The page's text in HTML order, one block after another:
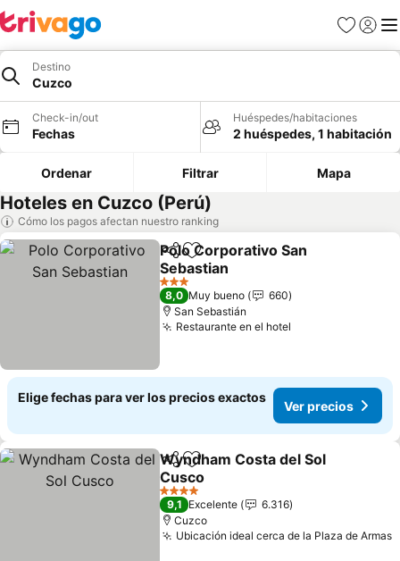
Favoritos
Iniciar
Destino
Cuzco
Check-in/out
Fechas
Huéspedes/habitaciones
2 huéspedes, 1 habitación
Ordenar Filtrar Mapa
Hoteles en Cuzco (Perú)
Cómo los pagos afectan nuestro ranking
CompartirAgregar a favoritos
Polo Corporativo San
Sebastian
Ver precios
3 Estrellas
8,0 Muy bueno
660
San Sebastián
Restaurante en el hotel
Elige fechas para ver los precios exactos
Ver precios
CompartirAgregar a favoritos
Wyndham Costa del Sol
Cusco
Ver precios
4 Estrellas
9,1 Excelente
6.316
Cuzco
Ubicación ideal cerca de la Plaza de Armas